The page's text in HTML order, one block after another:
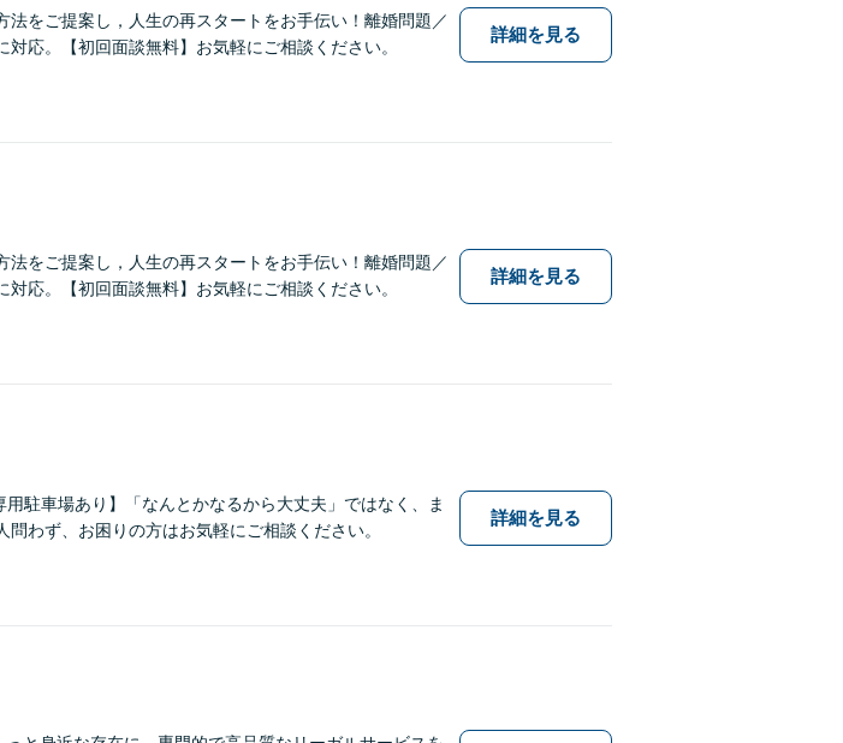
法をご提案し，人生の再スタートをお手伝い！離婚問題／
応。【初回面談無料】お気軽にご相談ください。
詳細を見る
法をご提案し，人生の再スタートをお手伝い！離婚問題／
応。【初回面談無料】お気軽にご相談ください。
詳細を見る
駐車場あり】「なんとかなるから大丈夫」ではなく、ま
わず、お困りの方はお気軽にご相談ください。
詳細を見る